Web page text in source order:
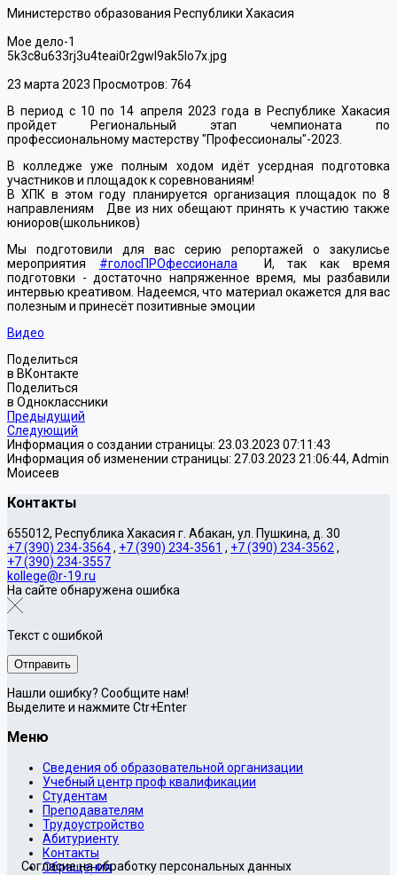
Министерство образования Республики Хакасия
Мое дело-1
5k3c8u633rj3u4teai0r2gwl9ak5lo7x.jpg
23 марта 2023 Просмотров: 764
В период с 10 по 14 апреля 2023 года в Республике Хакасия
пройдет Региональный этап чемпионата по
профессиональному мастерству "Профессионалы"-2023.
В колледже уже полным ходом идёт усердная подготовка
участников и площадок к соревнованиям!
В ХПК в этом году планируется организация площадок по 8
направлениям Две из них обещают принять к участию также
юниоров(школьников)
Мы подготовили для вас серию репортажей о закулисье
мероприятия #голосПРОфессионала И, так как время
подготовки - достаточно напряженное время, мы разбавили
интервью креативом. Надеемся, что материал окажется для вас
полезным и принесёт позитивные эмоции
Видео
Поделиться
в ВКонтакте
Поделиться
в Одноклассники
Предыдущий
Следующий
Информация о создании страницы: 23.03.2023 07:11:43
Информация об изменении страницы: 27.03.2023 21:06:44, Admin
Моисеев
Контакты
655012, Республика Хакасия г. Абакан, ул. Пушкина, д. 30
+7 (390) 234-3564, +7 (390) 234-3561 , +7 (390) 234-3562 ,
+7 (390) 234-3557
kollege@r-19.ru
На сайте обнаружена ошибка
Текст с ошибкой
Нашли ошибку? Сообщите нам!
Выделите и нажмите Ctr+Enter
Меню
Сведения об образовательной организации
Учебный центр проф квалификации
Студентам
Преподавателям
Трудоустройство
Абитуриенту
Контакты
Обращения
Согласие на обработку персональных данных